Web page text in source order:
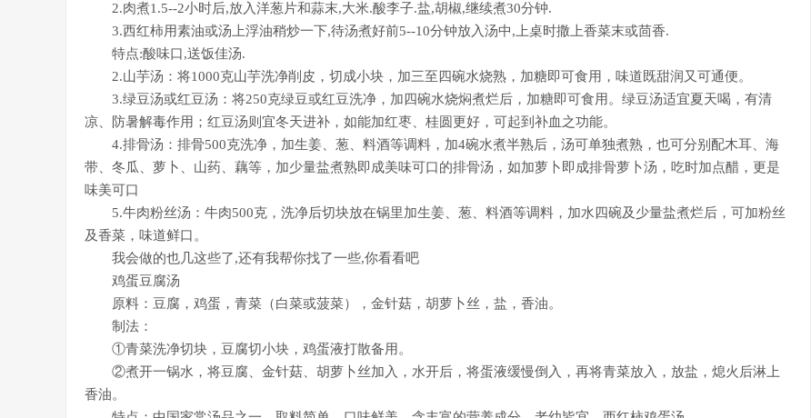
2.肉煮1.5--2小时后,放入洋葱片和蒜末,大米.酸李子.盐,胡椒,继续煮30分钟.
3.西红柿用素油或汤上浮油稍炒一下,待汤煮好前5--10分钟放入汤中,上桌时撒上香菜末或茴香.
特点:酸味口,送饭佳汤.
2.山芋汤：将1000克山芋洗净削皮，切成小块，加三至四碗水烧熟，加糖即可食用，味道既甜润又可通便。
3.绿豆汤或红豆汤：将250克绿豆或红豆洗净，加四碗水烧焖煮烂后，加糖即可食用。绿豆汤适宜夏天喝，有清
凉、防暑解毒作用；红豆汤则宜冬天进补，如能加红枣、桂圆更好，可起到补血之功能。
4.排骨汤：排骨500克洗净，加生姜、葱、料酒等调料，加4碗水煮半熟后，汤可单独煮熟，也可分别配木耳、海
带、冬瓜、萝卜、山药、藕等，加少量盐煮熟即成美味可口的排骨汤，如加萝卜即成排骨萝卜汤，吃时加点醋，更是
味美可口
5.牛肉粉丝汤：牛肉500克，洗净后切块放在锅里加生姜、葱、料酒等调料，加水四碗及少量盐煮烂后，可加粉丝
及香菜，味道鲜口。
我会做的也几这些了,还有我帮你找了一些,你看看吧
鸡蛋豆腐汤
原料：豆腐，鸡蛋，青菜（白菜或菠菜），金针菇，胡萝卜丝，盐，香油。
制法：
①青菜洗净切块，豆腐切小块，鸡蛋液打散备用。
②煮开一锅水，将豆腐、金针菇、胡萝卜丝加入，水开后，将蛋液缓慢倒入，再将青菜放入，放盐，熄火后淋上
香油。